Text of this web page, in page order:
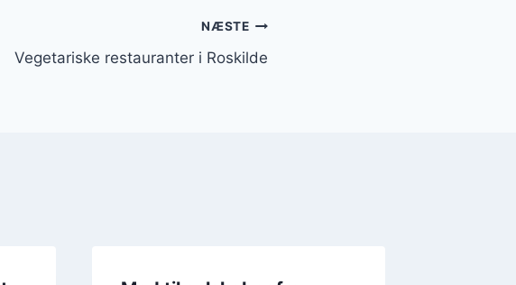
NÆSTE
Vegetariske restauranter i Roskilde